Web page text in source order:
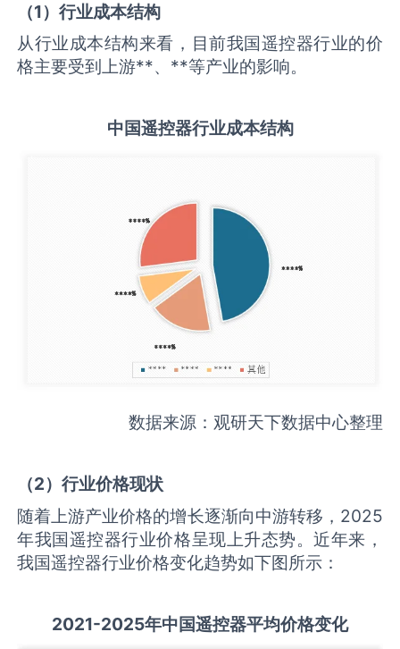
（1）行业成本结构
从行业成本结构来看，目前我国遥控器行业的价
格主要受到上游**、**等产业的影响。
中国遥控器行业成本结构
数据来源：观研天下数据中心整理
（2）行业价格现状
随着上游产业价格的增长逐渐向中游转移，2025
年我国遥控器行业价格呈现上升态势。近年来，
我国遥控器行业价格变化趋势如下图所示：
2021-2025年中国遥控器平均价格变化